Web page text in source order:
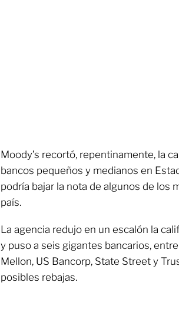
Moody’s recortó, repentinamente, la
bancos pequeños y medianos en
podría bajar la nota de algunos de los
país.
La agencia redujo en un escalón la
y puso a seis gigantes bancarios,
Mellon, US Bancorp, State Street y
posibles rebajas.